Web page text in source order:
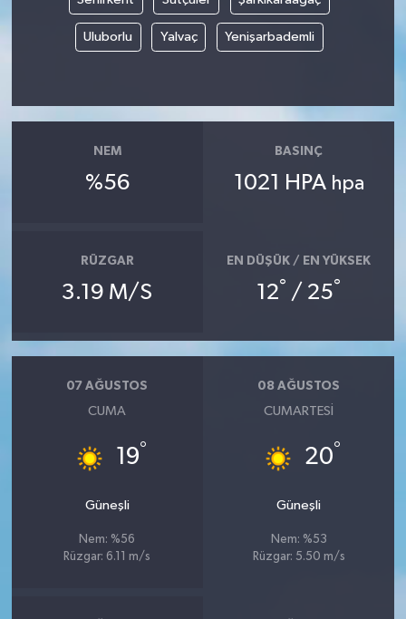
Uluborlu Yalvaç Yenişarbademli
NEM
%56
BASINÇ
1021 HPA hpa
RÜZGAR
3.19 M/S
EN DÜŞÜK / EN YÜKSEK
12° / 25°
07 AĞUSTOS
CUMA
19°
Güneşli
Nem: %56
Rüzgar: 6.11 m/s
08 AĞUSTOS
CUMARTESI
20°
Güneşli
Nem: %53
Rüzgar: 5.50 m/s